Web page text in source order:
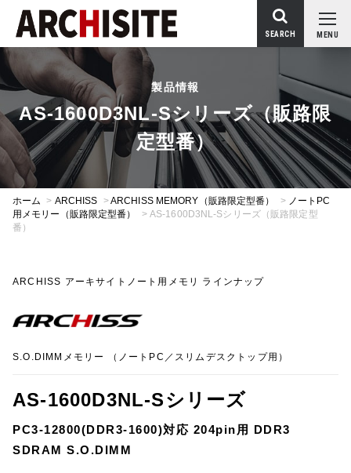
MENU
SEARCH
製品情報
AS-1600D3NL-Sシリーズ（販路限
定型番）
ホーム > ARCHISS >ARCHISS MEMORY（販路限定型番） > ノートPC
用メモリー（販路限定型番）
> AS-1600D3NL-Sシリーズ（販路限定型
番）
ARCHISS アーキサイトノート用メモリ ラインナップ
S.O.DIMMメモリー （ノートPC／スリムデスクトップ用）
AS-1600D3NL-Sシリーズ
PC3-12800(DDR3-1600)対応 204pin用 DDR3
SDRAM S.O.DIMM